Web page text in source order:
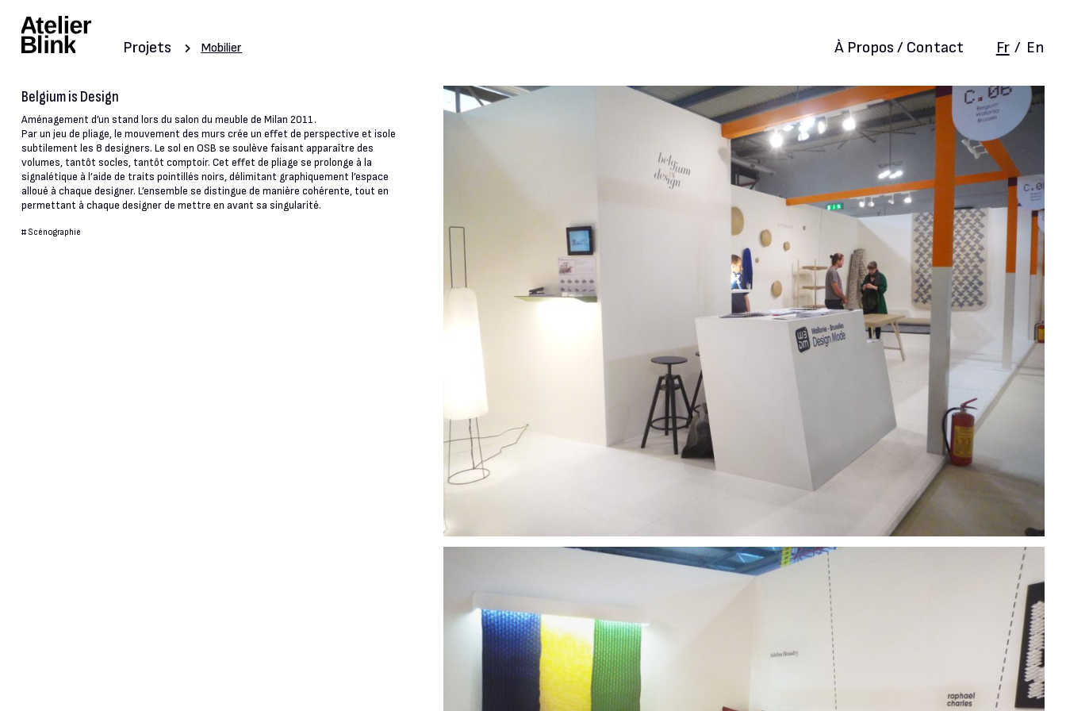
Projets Mobilier À Propos / Contact Fr / En
Belgium is Design
Aménagement d’un stand lors du salon du meuble de Milan 2011.
Par un jeu de pliage, le mouvement des murs crée un effet de perspective et isole
subtilement les 8 designers. Le sol en OSB se soulève faisant apparaître des
volumes, tantôt socles, tantôt comptoir. Cet effet de pliage se prolonge à la
signalétique à l’aide de traits pointillés noirs, délimitant graphiquement l’espace
alloué à chaque designer. L’ensemble se distingue de manière cohérente, tout en
permettant à chaque designer de mettre en avant sa singularité.
# Scénographie